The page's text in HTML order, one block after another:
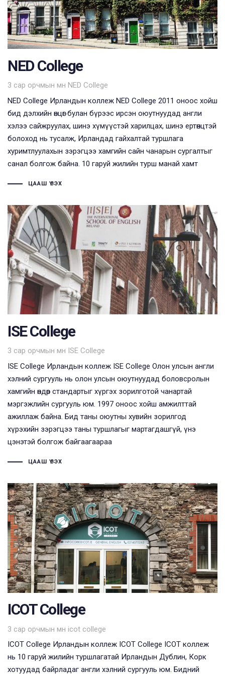
NED College
3 сар орчмын өмнө
Tags
NED College
NED College Ирландын коллеж NED College 2011 оноос хойш
бид дэлхийн өнцөг булан бүрээс ирсэн оюутнуудад англи
хэлээ сайжруулах, шинэ хүмүүстэй харилцах, шинэ ертөнцтэй
болоход нь тусалж, Ирландад гайхалтай туршлага
хуримтлуулахын зэрэгцээ хамгийн сайн чанарын сургалтыг
санал болгож байна. 10 гаруй жилийн турш манай хамт
ЦААШ ҮЗЭХ
ISE College
3 сар орчмын өмнө
Tags
ISE College
ISE College Ирландын коллеж ISE College Олон улсын англи
хэлний сургууль нь олон улсын оюутнуудад боловсролын
хамгийн өндөр стандартыг хүргэх зорилготой чанартай
мэргэжлийн сургууль юм. 1997 оноос хойш амжилттай
ажиллаж байна. Бид таны оюутны хувийн зорилгод
хүрэхийн зэрэгцээ таны туршлагыг мартагдашгүй, үнэ
цэнэтэй болгож байгаагаараа
ЦААШ ҮЗЭХ
ICOT College
3 сар орчмын өмнө
Tags
icot college
ICOT College Ирландын коллеж ICOT College ICOT коллеж
нь 10 гаруй жилийн туршлагатай Ирландын Дублин, Корк
хотуудад байрладаг англи хэлний сургууль юм. Бидний